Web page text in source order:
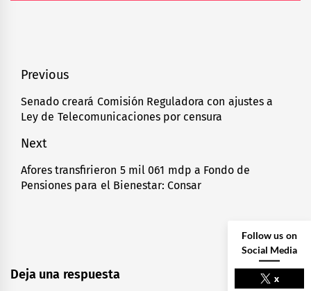
Navegación
de
entradas
Previous
Previous
post:
Senado creará Comisión Reguladora con ajustes a
Ley de Telecomunicaciones por censura
Next
Next
post:
Afores transfirieron 5 mil 061 mdp a Fondo de
Pensiones para el Bienestar: Consar
Deja una respuesta
Follow us on
Social Media
x